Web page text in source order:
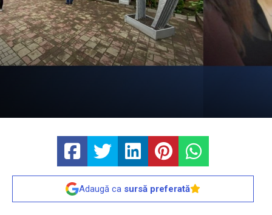
Adaugă ca sursă preferată